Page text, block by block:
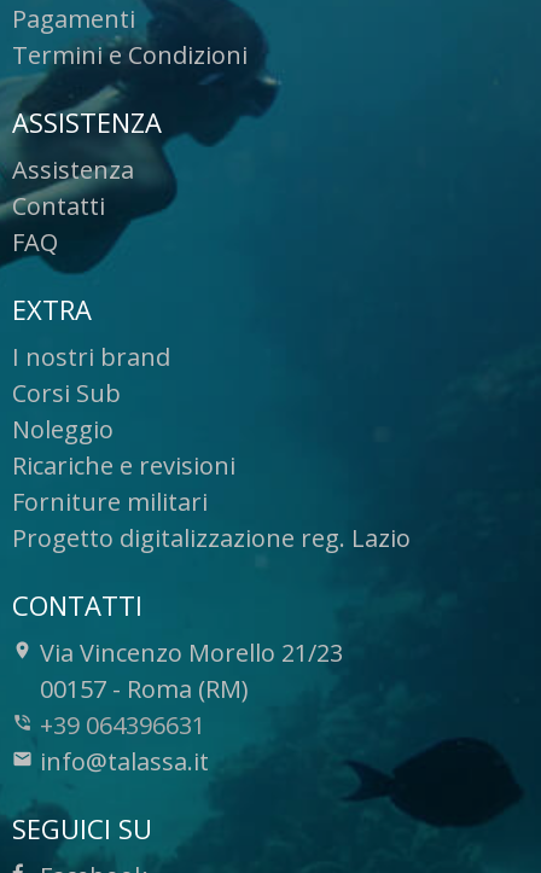
Pagamenti
Termini e Condizioni
ASSISTENZA
Assistenza
Contatti
FAQ
EXTRA
I nostri brand
Corsi Sub
Noleggio
Ricariche e revisioni
Forniture militari
Progetto digitalizzazione reg. Lazio
CONTATTI
Via Vincenzo Morello 21/23
-
00157 - Roma (RM)
+39 064396631
info@talassa.it
SEGUICI SU